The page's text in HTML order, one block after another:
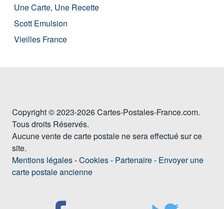
Une Carte, Une Recette
Scott Emulsion
Vieilles France
Copyright © 2023-2026 Cartes-Postales-France.com.
Tous droits Réservés.
Aucune vente de carte postale ne sera effectué sur ce
site.
Mentions légales-Cookies- Partenaire- Envoyer une
carte postale ancienne